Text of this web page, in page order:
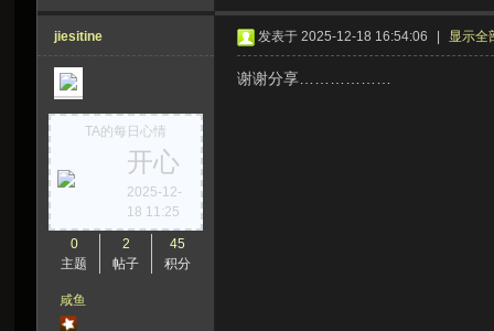
jiesitine
TA的每日心情
开心
2025-12-
18 11:25
0
主题
2
帖子
45
积分
咸鱼
发表于 2025-12-18 16:54:06 显示全
谢谢分享………………